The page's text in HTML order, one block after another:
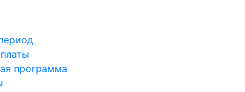
программа